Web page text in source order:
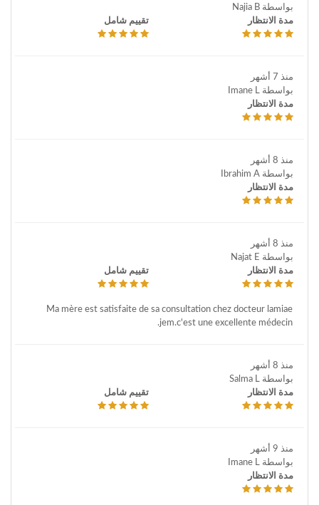
بواسطة Najia B
مدة الانتظار
تقييم شامل
منذ 7 أشهر
بواسطة Imane L
مدة الانتظار
منذ 8 أشهر
بواسطة Ibrahim A
مدة الانتظار
منذ 8 أشهر
بواسطة Najat E
مدة الانتظار
تقييم شامل
Ma mère est satisfaite de sa consultation chez docteur lamiae
jem.c'est une excellente médecin.
منذ 8 أشهر
بواسطة Salma L
مدة الانتظار
تقييم شامل
منذ 9 أشهر
بواسطة Imane L
مدة الانتظار